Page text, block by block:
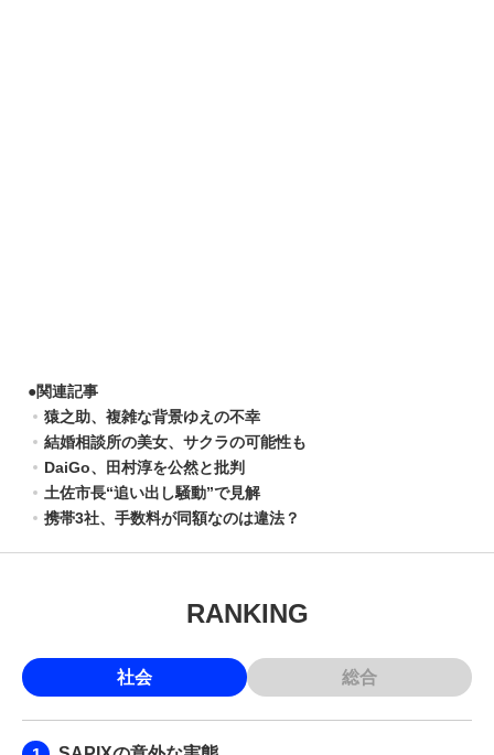
●関連記事
猿之助、複雑な背景ゆえの不幸
結婚相談所の美女、サクラの可能性も
DaiGo、田村淳を公然と批判
土佐市長“追い出し騒動”で見解
携帯3社、手数料が同額なのは違法？
RANKING
社会 総合